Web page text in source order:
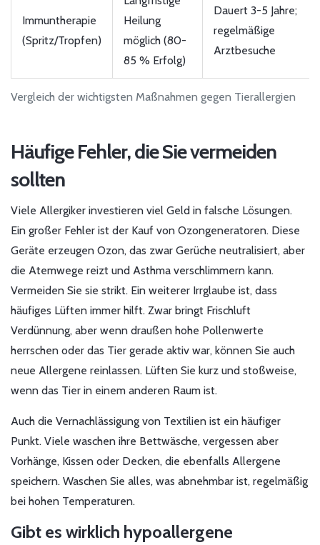
Vergleich der wichtigsten Maßnahmen gegen Tierallergien
Immuntherapie
(Spritz/Tropfen)
Heilung
möglich (80-
85 % Erfolg)
Dauert 3-5 Jahre;
regelmäßige
Arztbesuche
Häufige Fehler, die Sie vermeiden
sollten
Viele Allergiker investieren viel Geld in falsche Lösungen.
Ein großer Fehler ist der Kauf von Ozongeneratoren. Diese
Geräte erzeugen Ozon, das zwar Gerüche neutralisiert, aber
die Atemwege reizt und Asthma verschlimmern kann.
Vermeiden Sie sie strikt. Ein weiterer Irrglaube ist, dass
häufiges Lüften immer hilft. Zwar bringt Frischluft
Verdünnung, aber wenn draußen hohe Pollenwerte
herrschen oder das Tier gerade aktiv war, können Sie auch
neue Allergene reinlassen. Lüften Sie kurz und stoßweise,
wenn das Tier in einem anderen Raum ist.
Auch die Vernachlässigung von Textilien ist ein häufiger
Punkt. Viele waschen ihre Bettwäsche, vergessen aber
Vorhänge, Kissen oder Decken, die ebenfalls Allergene
speichern. Waschen Sie alles, was abnehmbar ist, regelmäßig
bei hohen Temperaturen.
Gibt es wirklich hypoallergene